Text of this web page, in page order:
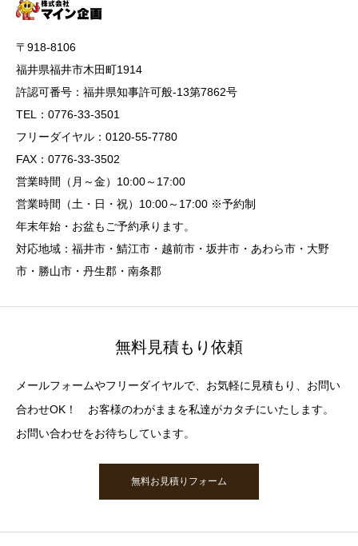
〒918-8106
福井県福井市木田町1914
許認可番号：福井県知事許可般-13第7862号
TEL：0776-33-3501
フリーダイヤル：0120-55-7780
FAX：0776-33-3502
営業時間（月～金）10:00～17:00
営業時間（土・日・祝）10:00～17:00 ※予約制
年末年始・お盆もご予約承ります。
対応地域：福井市・鯖江市・越前市・坂井市・あわら市・大野
市・勝山市・丹生郡・南条郡
無料見積もり依頼
メールフォームやフリーダイヤルで、お気軽に見積もり、お問い
合わせOK！ お客様のわがままを私達がカタチにいたします。
お問い合わせをお待ちしています。
無料お見積りフォーム